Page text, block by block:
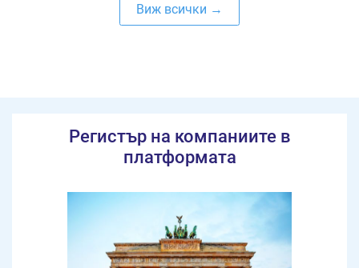
Виж всички →
Регистър на компаниите в
платформата